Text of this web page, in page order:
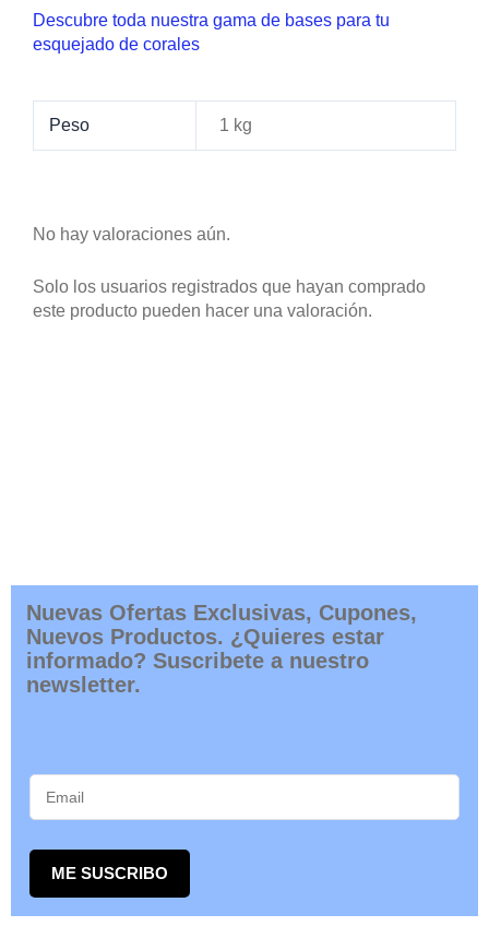
Descubre toda nuestra gama de bases para tu
esquejado de corales
Peso 1 kg
No hay valoraciones aún.
Solo los usuarios registrados que hayan comprado
este producto pueden hacer una valoración.
Nuevas Ofertas Exclusivas, Cupones,
Nuevos Productos. ¿Quieres estar
informado? Suscribete a nuestro
newsletter.
ME SUSCRIBO